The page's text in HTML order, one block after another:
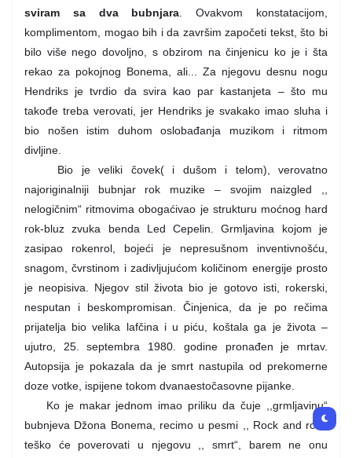
sviram sa dva bubnjara . Ovakvom konstatacijom,
komplimentom, mogao bih i da završim započeti tekst, što bi
bilo više nego dovoljno, s obzirom na činjenicu ko je i šta
rekao za pokojnog Bonema, ali... Za njegovu desnu nogu
Hendriks je tvrdio da svira kao par kastanjeta – što mu
takođe treba verovati, jer Hendriks je svakako imao sluha i
bio nošen istim duhom oslobađanja muzikom i ritmom
divljine.
Bio je veliki čovek( i dušom i telom), verovatno
najoriginalniji bubnjar rok muzike – svojim naizgled ,,
nelogičnim“ ritmovima obogaćivao je strukturu moćnog hard
rok-bluz zvuka benda Led Cepelin. Grmljavina kojom je
zasipao rokenrol, bojeći je nepresušnom inventivnošću,
snagom, čvrstinom i zadivljujućom količinom energije prosto
je neopisiva. Njegov stil života bio je gotovo isti, rokerski,
nesputan i beskompromisan. Činjenica, da je po rečima
prijatelja bio velika lafčina i u piću, koštala ga je života –
ujutro, 25. septembra 1980. godine pronađen je mrtav.
Autopsija je pokazala da je smrt nastupila od prekomerne
doze votke, ispijene tokom dvanaestočasovne pijanke.
Ko je makar jednom imao priliku da čuje ,,grmljavinu“
bubnjeva Džona Bonema, recimo u pesmi ,, Rock and roll“,
teško će poverovati u njegovu ,, smrt“, barem ne onu